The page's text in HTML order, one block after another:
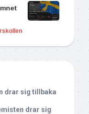
drar sig tillbaka
drar sig